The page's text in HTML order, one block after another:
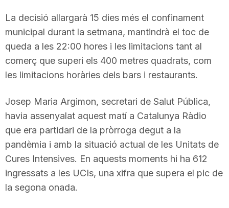
a
r
a
g
La decisió allargarà 15 dies més el confinament
municipal durant la setmana, mantindrà el toc de
queda a les 22:00 hores i les limitacions tant al
comerç que superi els 400 metres quadrats, com
les limitacions horàries dels bars i restaurants.
Josep Maria Argimon, secretari de Salut Pública,
havia assenyalat aquest matí a Catalunya Ràdio
que era partidari de la pròrroga degut a la
pandèmia i amb la situació actual de les Unitats de
Cures Intensives. En aquests moments hi ha 612
ingressats a les UCIs, una xifra que supera el pic de
la segona onada.